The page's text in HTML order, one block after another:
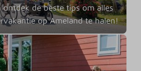
ontdek de beste tips om alles
op Ameland te halen!